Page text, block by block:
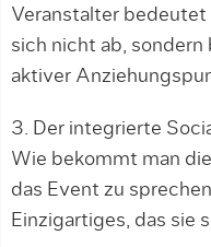
Veranstalter
sich nicht ab,
aktiver
3. Der integrierte
Wie bekommt man
das Event zu
Einzigartiges, das sie